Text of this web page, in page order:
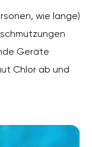
wie lange)
Geräte
Chlor ab und